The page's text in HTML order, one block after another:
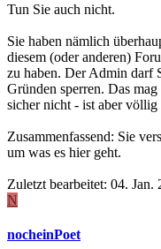
Tun Sie auch nicht.
Sie haben nämlich
diesem (oder anderen)
zu haben. Der Admin darf
Gründen sperren. Das
sicher nicht - ist aber völlig
Zusammenfassend: Sie
um was es hier geht.
Zuletzt bearbeitet: 04. Jan.
N
nocheinPoet